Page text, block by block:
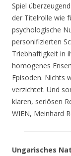
Spiel
der Titelrolle wie
psychologische
personifizierten
Triebhaftigkeit in
homogenes
Episoden. Nichts
verzichtet. Und
klaren, seriösen
WIEN, Meinhard
Ungarisches